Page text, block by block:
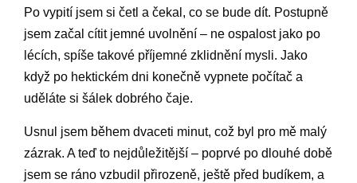
Po vypití jsem si četl a čekal, co se bude dít. Postupně
jsem začal cítit jemné uvolnění – ne ospalost jako po
lécích, spíše takové příjemné zklidnění mysli. Jako
když po hektickém dni konečně vypnete počítač a
uděláte si šálek dobrého čaje.
Usnul jsem během dvaceti minut, což byl pro mě malý
zázrak. A teď to nejdůležitější – poprvé po dlouhé době
jsem se ráno vzbudil přirozeně, ještě před budíkem, a